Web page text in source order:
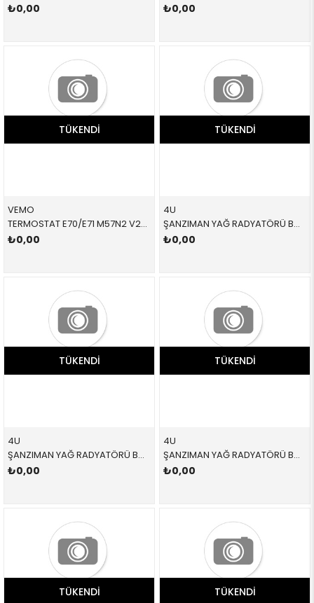
₺0,00 ₺0,00
TÜKENDI
VEMO
TERMOSTAT E70/E71 M57N2 V20991283 17107558267 17107558267 F20,F21,F30,F31 1.6,1.8,2.0İ 2012-2019
₺0,00
TÜKENDI
4U
ŞANZIMAN YAĞ RADYATÖRÜ BMW E53 X5 2001-2008
₺0,00
TÜKENDI
4U
ŞANZIMAN YAĞ RADYATÖRÜ BMW E60 E61 E62 E63 E64 5 SERİSİ E62 6 SERİSİ 2004-2011
₺0,00
TÜKENDI
4U
ŞANZIMAN YAĞ RADYATÖRÜ BMW SOGUTMA E81 E87 E88 E90 E91 E92 E93 E84 1 SERİSİ 1 SERİSİ CABRİO 3 SERİSİ X1 2005-2012
₺0,00
TÜKENDI TÜKENDI